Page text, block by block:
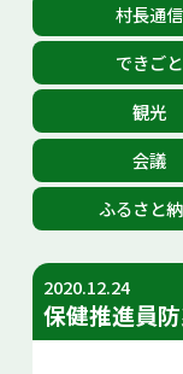
観光・イベント情
あかいがわ広報
お問い合せ
村長通信
できごと
観光
会議
ふるさと
2020.12.24
保健推進員